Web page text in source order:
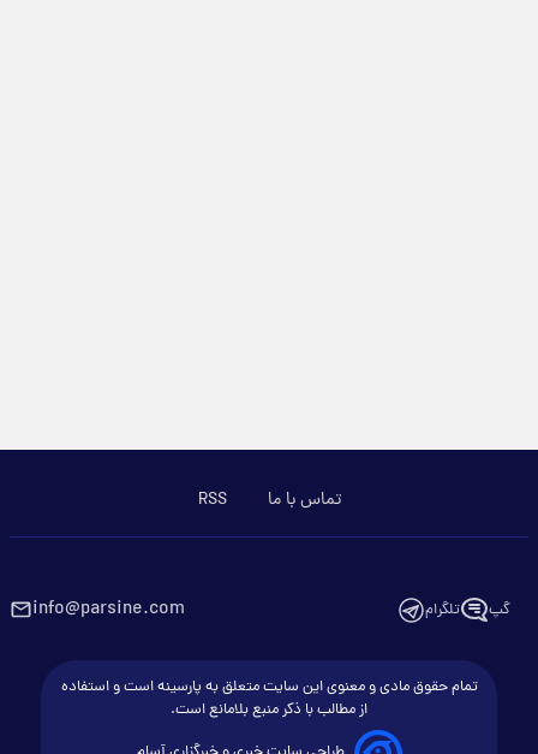
تماس با ما RSS
گپ تلگرام info@parsine.com
تمام حقوق مادی و معنوی این سایت متعلق به پارسینه است و استفاده
از مطالب با ذکر منبع بلامانع است.